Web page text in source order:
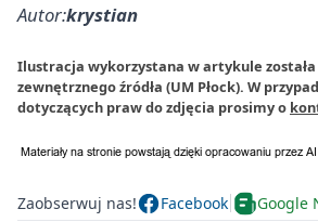
Autor:krystian
Ilustracja wykorzystana w artykule
zewnętrznego źródła (UM Płock). W
dotyczących praw do zdjęcia prosimy o
Zaobserwuj nas! Facebook Google